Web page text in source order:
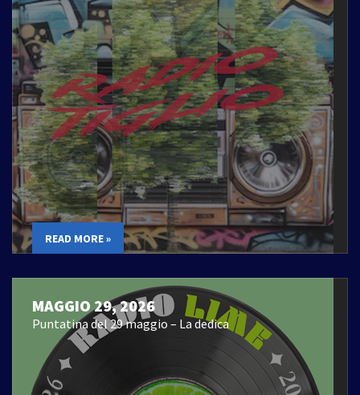
READ MORE »
MAGGIO 29, 2026
Puntatina del 29 maggio – La dedica